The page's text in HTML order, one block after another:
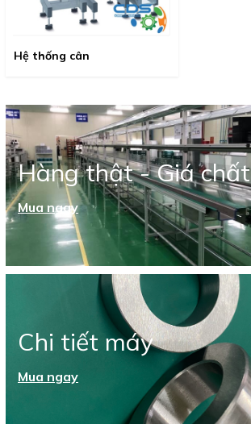
Hệ thống cân
Hàng thật - Giá chất
Mua ngay
Chi tiết máy
Mua ngay